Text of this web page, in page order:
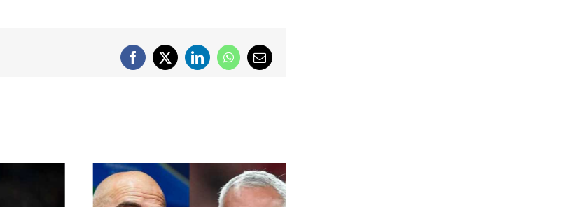
Facebook
X LinkedInWhatsApp
Email